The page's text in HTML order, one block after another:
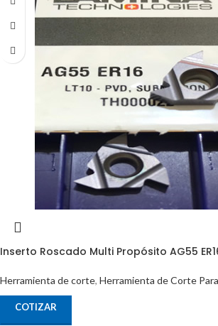
Inserto Roscado Multi Propósito AG55
Herramienta de corte, Herramienta de Corte
COTIZAR